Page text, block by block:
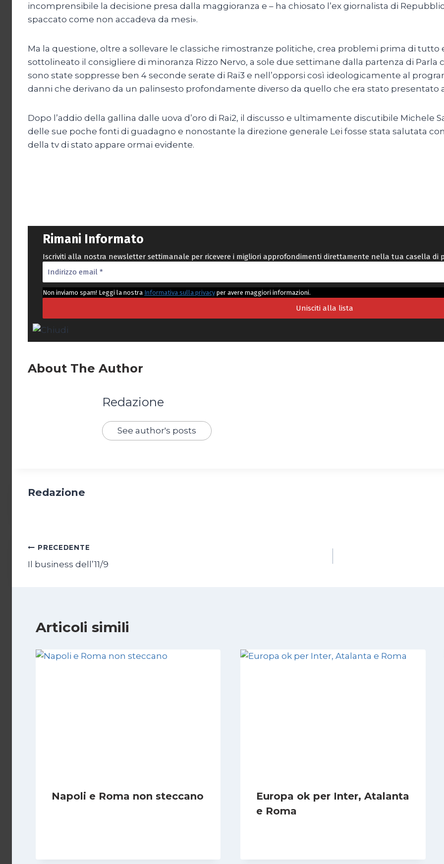
incomprensibile la decisione presa dalla maggioranza e – ha chiosato l’ex giornalista di
spaccato come non accadeva da mesi».
Ma la questione, oltre a sollevare le classiche rimostranze politiche, crea problemi prima di
sottolineato il consigliere di minoranza Rizzo Nervo, a sole due settimane dalla partenza di
sono state soppresse ben 4 seconde serate di Rai3 e nell’opporsi così ideologicamente al
danni che derivano da un palinsesto profondamente diverso da quello che era stato presentato
Dopo l’addio della gallina dalle uova d’oro di Rai2, il discusso e ultimamente discutibile Michele
delle sue poche fonti di guadagno e nonostante la direzione generale Lei fosse stata salutata
della tv di stato appare ormai evidente.
Rimani Informato
Iscriviti alla nostra newsletter settimanale per ricevere i migliori approfondimenti direttamente nella tua casella di
Non inviamo spam! Leggi la nostra Informativa sulla privacy per avere maggiori informazioni.
About The Author
Redazione
See author's posts
Redazione
Navigazione
articoli
PRECEDENTE
Il business dell’11/9
Articoli simili
Napoli e Roma non steccano
Europa ok per Inter, Atalanta
e Roma